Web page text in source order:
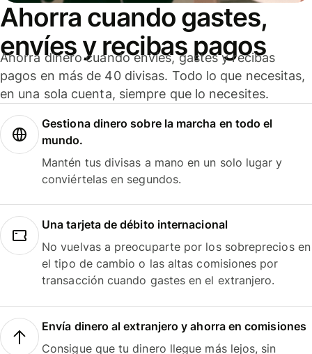
Ahorra cuando gastes,
envíes y recibas pagos
Ahorra dinero cuando envíes, gastes y recibas
pagos en más de 40 divisas. Todo lo que necesitas,
en una sola cuenta, siempre que lo necesites.
Gestiona dinero sobre la marcha en todo el
mundo.
Mantén tus divisas a mano en un solo lugar y
conviértelas en segundos.
Una tarjeta de débito internacional
No vuelvas a preocuparte por los sobreprecios en
el tipo de cambio o las altas comisiones por
transacción cuando gastes en el extranjero.
Envía dinero al extranjero y ahorra en comisiones
Consigue que tu dinero llegue más lejos, sin